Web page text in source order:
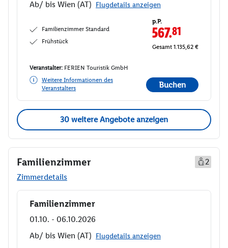
Ab/ bis Wien (AT) Flugdetails anzeigen
Familienzimmer Standard
Frühstück
p.P.
567.81
Gesamt 1.135,62 €
Veranstalter: FERIEN Touristik GmbH
Weitere Informationen des
Veranstalters
Buchen
30 weitere Angebote anzeigen
Familienzimmer
2
Zimmerdetails
Buchen
Familienzimmer
01.10. - 06.10.2026
Ab/ bis Wien (AT) Flugdetails anzeigen